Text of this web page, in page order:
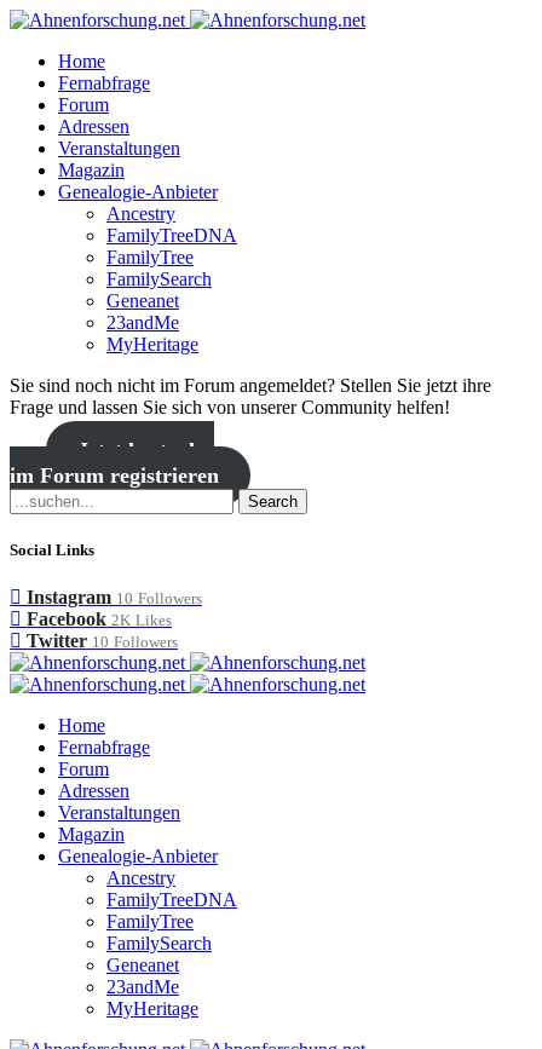
Home
Fernabfrage
Forum
Adressen
Veranstaltungen
Magazin
Genealogie-Anbieter
Ancestry
FamilyTreeDNA
FamilyTree
FamilySearch
Geneanet
23andMe
MyHeritage
Sie sind noch nicht im Forum angemeldet? Stellen Sie jetzt ihre
Frage und lassen Sie sich von unserer Community helfen!
Jetzt kostenlos
im Forum registrieren
Search
Social Links
Instagram 10 Followers
Facebook 2K Likes
Twitter 10 Followers
Home
Fernabfrage
Forum
Adressen
Veranstaltungen
Magazin
Genealogie-Anbieter
Ancestry
FamilyTreeDNA
FamilyTree
FamilySearch
Geneanet
23andMe
MyHeritage